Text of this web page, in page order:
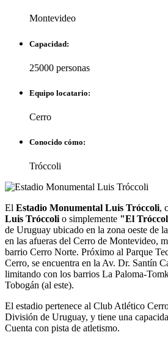
Montevideo
Capacidad:
25000 personas
Equipo locatario:
Cerro
Conocido cómo:
Tróccoli
El Estadio Monumental Luis Tróccoli,
Luis Tróccoli o simplemente "El
de Uruguay ubicado en la zona oeste de
en las afueras del Cerro de Montevideo,
barrio Cerro Norte. Próximo al Parque
Cerro, se encuentra en la Av. Dr. Santín
limitando con los barrios La Paloma-
Tobogán (al este).
El estadio pertenece al Club Atlético
División de Uruguay, y tiene una
Cuenta con pista de atletismo.